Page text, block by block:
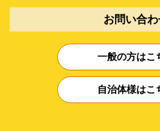
お問い合
一般の方はこ
自治体様はこ